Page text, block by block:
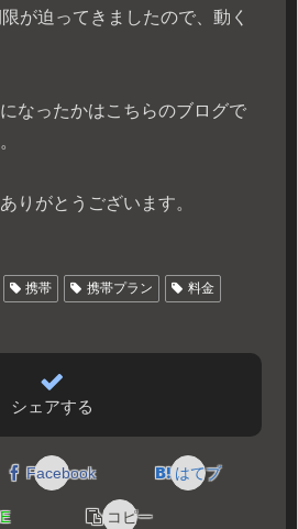
が迫ってきましたので、動く
なったかはこちらのブログで
りがとうございます。
携帯 携帯プラン
料金
シェアする
Facebook はてブ
コピー